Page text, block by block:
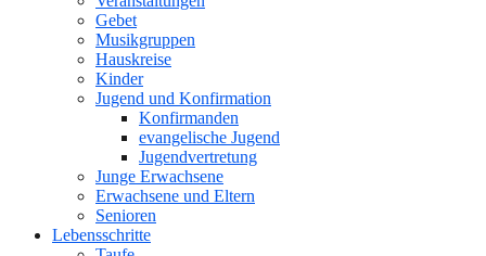
Gebet
Musikgruppen
Hauskreise
Kinder
Jugend und Konfirmation
Konfirmanden
evangelische Jugend
Jugendvertretung
Junge Erwachsene
Erwachsene und Eltern
Senioren
Lebensschritte